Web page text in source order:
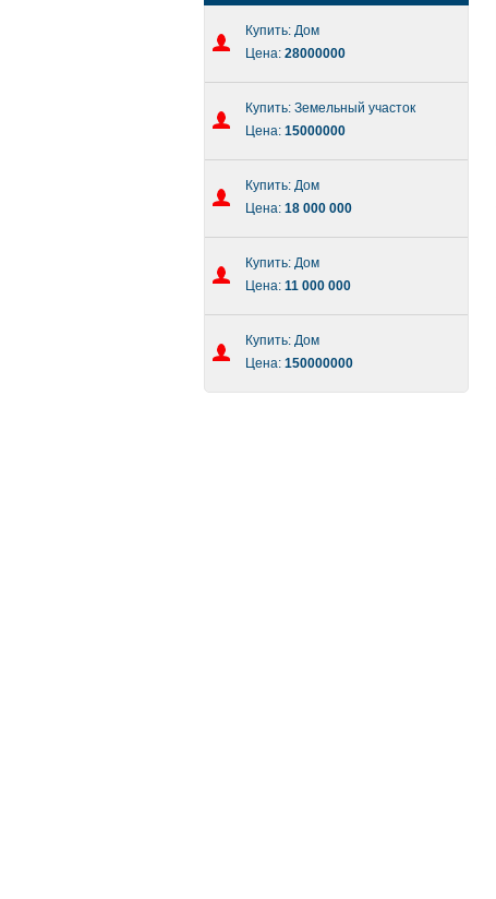
Купить: Дом
Цена: 28000000
Купить: Земельный участок
Цена: 15000000
Купить: Дом
Цена: 18 000 000
Купить: Дом
Цена: 11 000 000
Купить: Дом
Цена: 150000000